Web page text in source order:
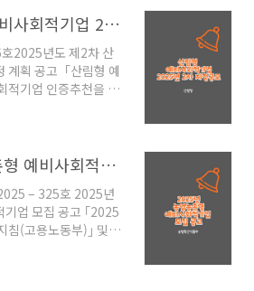
예비사회적기업 지정
subPage.do?
[산림청] 산림형 예비사회적기업 2025년도 2차 지정공모
2025년도 제2차 산
계획 공고「산림형 예
적기업 인증추천을 위
의거하여 2025년도
업 지정계획을 다음
법 : 온라인 접수(사회
템 www.seis.or.kr)
건일자리팀(☎042-
업진흥원 성장지원센
회적기업진흥원(☎
2차 산림형 예비사
2025년도 농업농촌형 예비사회적기업 모집 공고
– 325호 2025년
기업 모집 공고 ｢2025
침(고용노동부)｣ 및
사회적기업 지정 계